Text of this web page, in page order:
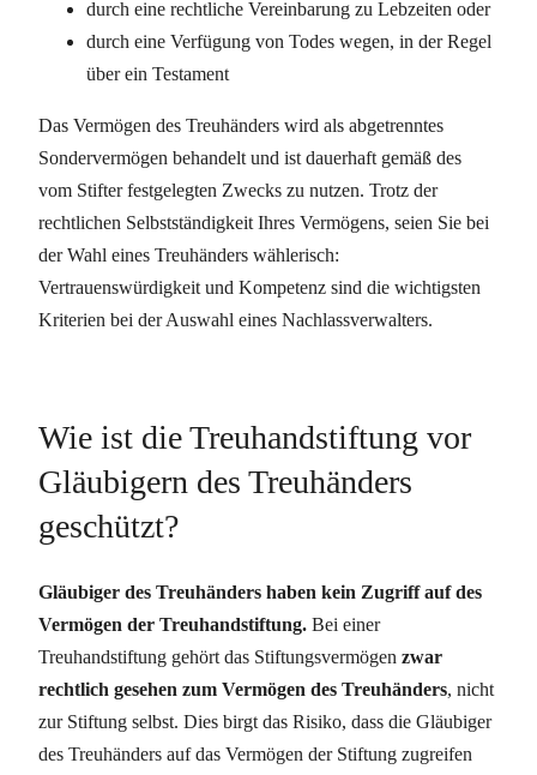
durch eine rechtliche Vereinbarung zu Lebzeiten oder
durch eine Verfügung von Todes wegen, in der Regel
über ein Testament
Das Vermögen des Treuhänders wird als abgetrenntes
Sondervermögen behandelt und ist dauerhaft gemäß des
vom Stifter festgelegten Zwecks zu nutzen. Trotz der
rechtlichen Selbstständigkeit Ihres Vermögens, seien Sie bei
der Wahl eines Treuhänders wählerisch:
Vertrauenswürdigkeit und Kompetenz sind die wichtigsten
Kriterien bei der Auswahl eines Nachlassverwalters.
Wie ist die Treuhandstiftung vor
Gläubigern des Treuhänders
geschützt?
Gläubiger des Treuhänders haben kein Zugriff auf des
Vermögen der Treuhandstiftung. Bei einer
Treuhandstiftung gehört das Stiftungsvermögen zwar
rechtlich gesehen zum Vermögen des Treuhänders, nicht
zur Stiftung selbst. Dies birgt das Risiko, dass die Gläubiger
des Treuhänders auf das Vermögen der Stiftung zugreifen